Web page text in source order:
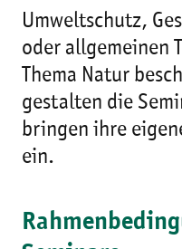
Umweltschutz,
oder allgemeinen
Thema Natur
gestalten die
bringen ihre
ein.